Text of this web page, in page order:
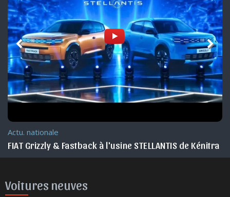
Actu. nationale
FIAT Grizzly & Fastback à l'usine STELLANTIS de Kénitra
Voitures neuves